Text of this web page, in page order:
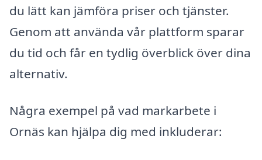
du lätt kan jämföra priser och tjänster.
Genom att använda vår plattform sparar
du tid och får en tydlig överblick över dina
alternativ.
Några exempel på vad markarbete i
Ornäs kan hjälpa dig med inkluderar: